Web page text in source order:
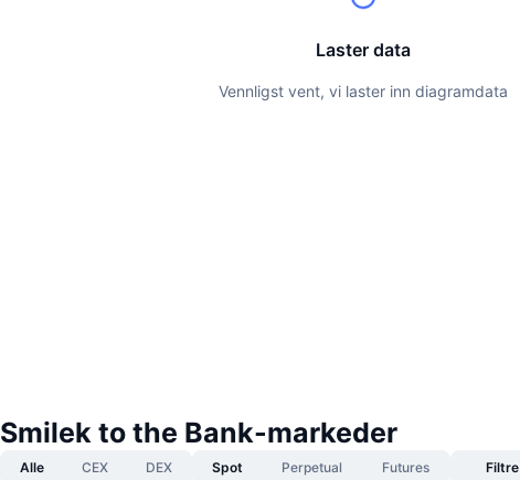
Laster data
Vennligst vent, vi laster inn diagramdata
Smilek to the Bank-markeder
Alle CEX DEX Spot Perpetual Futures Filtre